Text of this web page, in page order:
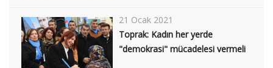
21 Ocak 2021
Toprak: Kadın her yerde
"demokrasi" mücadelesi vermeli